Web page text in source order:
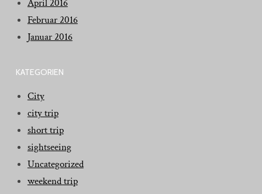
April 2016
Februar 2016
Januar 2016
KATEGORIEN
City
city trip
short trip
sightseeing
Uncategorized
weekend trip